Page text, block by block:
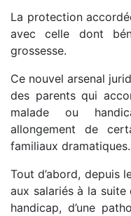
La protection
avec celle dont
grossesse.
Ce nouvel arsenal
des parents qui
malade ou
allongement de
familiaux dramatiques.
Tout d’abord, depuis
aux salariés à la suite
handicap, d’une